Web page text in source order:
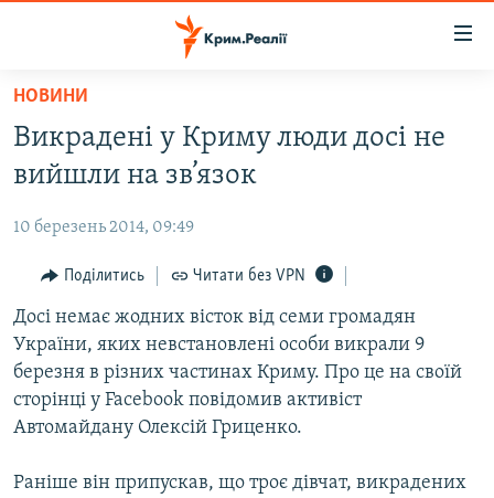
Перейти
основного
матеріалу
до
навігації
Перейти
до
пошуку
ВОДА.КРИМ
ПОЛІТИКА
БЛОГИ
ПОГЛЯД
ІНТЕРВ'Ю
ВСЕ ЗА ДЕНЬ
СПЕЦПРОЕКТИ
ДЕПОРТАЦІЯ
ЯК ОБІЙТИ БЛОКУВАННЯ
НОВИНИ
Викрадені у Криму люди досі не
вийшли на зв’язок
10 березень 2014, 09:49
Поділитись Читати без VPN
Досі немає жодних вісток від семи громадян
України, яких невстановлені особи викрали 9
березня в різних частинах Криму. Про це на своїй
сторінці у Facebook повідомив активіст
Автомайдану Олексій Гриценко.
Раніше він припускав, що троє дівчат, викрадених